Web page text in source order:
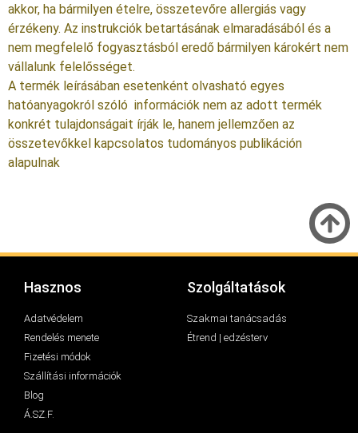
akkor, ha bármilyen ételre, összetevőre allergiás vagy
érzékeny. Az instrukciók betartásának elmaradásából és a
nem megfelelő fogyasztásból eredő bármilyen károkért nem
vállalunk felelősséget.
A termék leírásában esetenként olvasható egyes
hatóanyagokról szóló információk nem az adott termék
konkrét tulajdonságait írják le, hanem jellemzően az
összetevőkkel kapcsolatos tudományos publikáción
alapulnak
Hasznos
Adatvédelem
Rendelés menete
Fizetési módok
Szállítási információk
Blog
Á.SZ.F.
Szolgáltatások
Szakmai tanácsadás
Étrend | edzésterv